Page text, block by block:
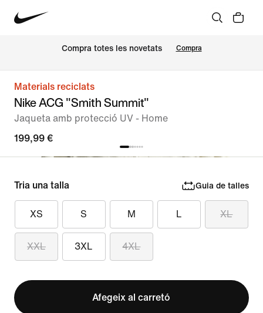
Compra totes les novetats Compra
Materials reciclats
Nike ACG "Smith Summit"
Jaqueta amb protecció UV - Home
199,99 €
Tria una talla Guia de talles
XS S M L XL
XXL 3XL 4XL
Afegeix al carretó